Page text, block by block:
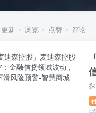
更新 浏览 点赞 评论